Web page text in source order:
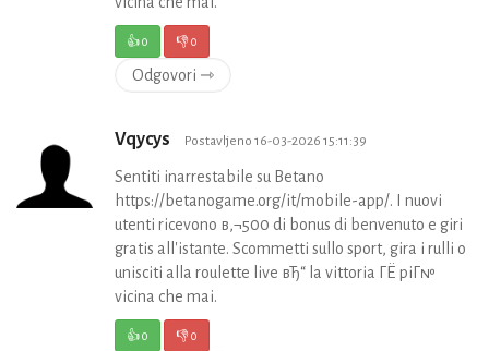
👍0 👎0
Odgovori ⇾
Vqycys Postavljeno 16-03-2026 15:11:39
Sentiti inarrestabile su Betano
https://betanogame.org/it/mobile-app/. I nuovi
utenti ricevono в‚¬500 di bonus di benvenuto e giri
gratis all'istante. Scommetti sullo sport, gira i rulli o
unisciti alla roulette live вЂ“ la vittoria ГЁ piГ№
vicina che mai.
👍0 👎0